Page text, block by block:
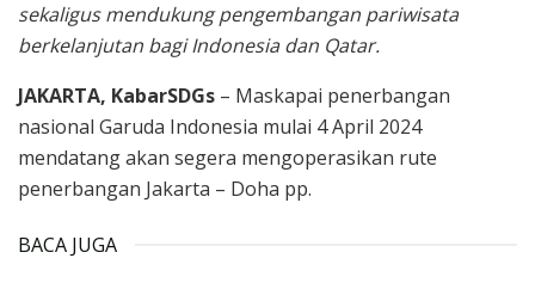
sekaligus mendukung pengembangan pariwisata
berkelanjutan bagi Indonesia dan Qatar.
JAKARTA, KabarSDGs – Maskapai penerbangan
nasional Garuda Indonesia mulai 4 April 2024
mendatang akan segera mengoperasikan rute
penerbangan Jakarta – Doha pp.
BACA JUGA